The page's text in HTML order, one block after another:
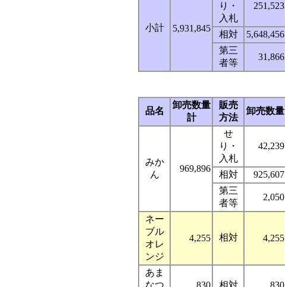
小計 5,931,845
り・
入札
251,523
相対 5,648,456
第三
者等
31,866
品名
卸売数量
計
販売
方法
卸売数量
みか
ん
969,896
せ
り・
入札
42,239
相対 925,607
第三
者等
2,050
ネー
ブル
オレ
ンジ
4,255 相対 4,255
あま
なつ
830 相対 830